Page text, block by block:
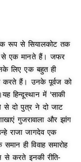
रूप से सियालकोट तक
से एक मानते हैं। जफर
लिए एक बहुत ही
करते हैं। उनके पूर्वज को
हिन्दूस्थान में ‘साकी
दो पुत्र ने दो जाट
गुजरावाला और झांग
राजा जागदेव एक
ही विवाह समारोह
करते इनकी रीति-